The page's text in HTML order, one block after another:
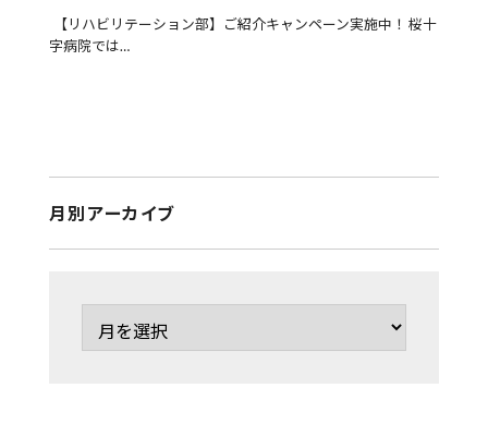
【リハビリテーション部】ご紹介キャンペーン実施中！ 桜十
字病院では…
月別アーカイブ